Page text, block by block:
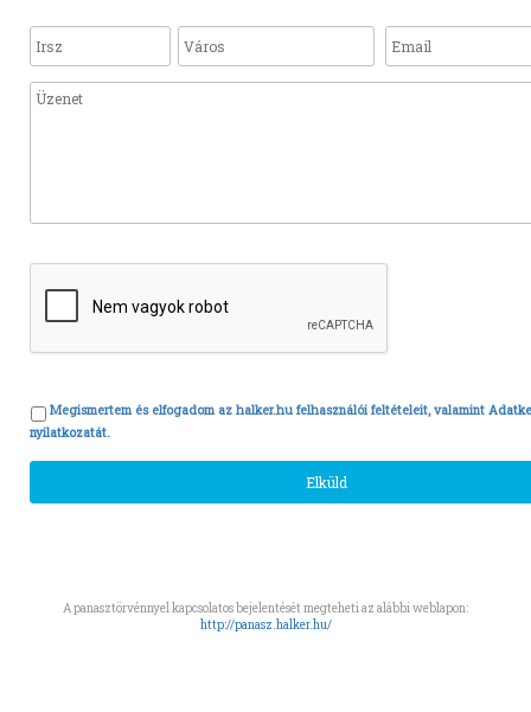
Megismertem és elfogadom az halker.hu felhasználói feltételeit, valamint
nyilatkozatát.
A panasztörvénnyel kapcsolatos bejelentését megteheti az alábbi weblapon:
http://panasz.halker.hu/